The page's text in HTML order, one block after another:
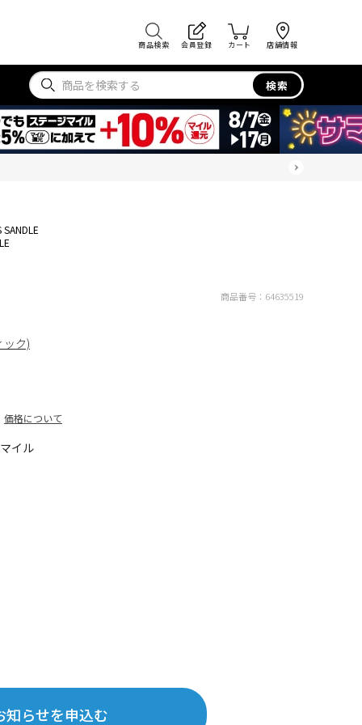
商品検索 会員登録 カート 店舗情報
検索
SANDLE
イル
価格について
知らせを申込む
商品番号： 64635519
ク)